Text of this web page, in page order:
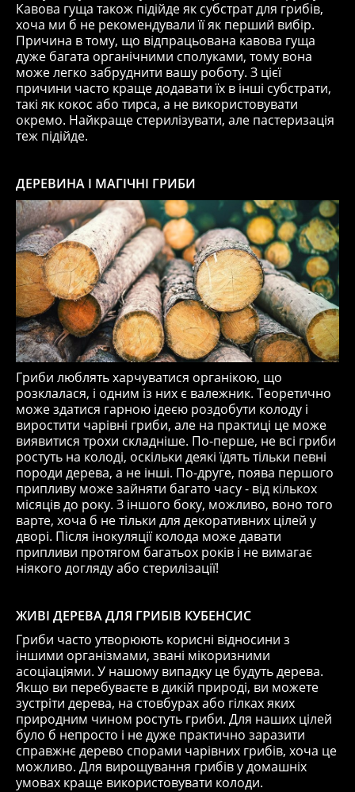
Кавова гуща також підійде як субстрат для грибів,
хоча ми б не рекомендували її як перший вибір.
Причина в тому, що відпрацьована кавова гуща
дуже багата органічними сполуками, тому вона
може легко забруднити вашу роботу. З цієї
причини часто краще додавати їх в інші субстрати,
такі як кокос або тирса, а не використовувати
окремо. Найкраще стерилізувати, але пастеризація
теж підійде.
ДЕРЕВИНА І МАГІЧНІ ГРИБИ
Гриби люблять харчуватися органікою, що
розклалася, і одним із них є валежник. Теоретично
може здатися гарною ідеєю роздобути колоду і
виростити чарівні гриби, але на практиці це може
виявитися трохи складніше. По-перше, не всі гриби
ростуть на колоді, оскільки деякі їдять тільки певні
породи дерева, а не інші. По-друге, поява першого
припливу може зайняти багато часу - від кількох
місяців до року. З іншого боку, можливо, воно того
варте, хоча б не тільки для декоративних цілей у
дворі. Після інокуляції колода може давати
припливи протягом багатьох років і не вимагає
ніякого догляду або стерилізації!
ЖИВІ ДЕРЕВА ДЛЯ ГРИБІВ КУБЕНСИС
Гриби часто утворюють корисні відносини з
іншими організмами, звані мікоризними
асоціаціями. У нашому випадку це будуть дерева.
Якщо ви перебуваєте в дикій природі, ви можете
зустріти дерева, на стовбурах або гілках яких
природним чином ростуть гриби. Для наших цілей
було б непросто і не дуже практично заразити
справжнє дерево спорами чарівних грибів, хоча це
можливо. Для вирощування грибів у домашніх
умовах краще використовувати колоди.